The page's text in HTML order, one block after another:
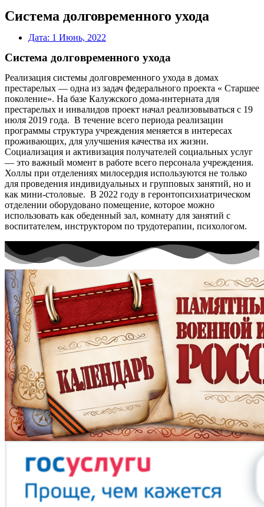
Система долговременного ухода
Дата: 1 Июнь, 2022
Система долговременного ухода
Реализация системы долговременного ухода в домах
престарелых — одна из задач федерального проекта « Старшее
поколение». На базе Калужского дома-интерната для
престарелых и инвалидов проект начал реализовываться с 19
июля 2019 года. В течение всего периода реализации
программы структура учреждения меняется в интересах
проживающих, для улучшения качества их жизни.
Социализация и активизация получателей социальных услуг
— это важный момент в работе всего персонала учреждения.
Холлы при отделениях милосердия используются не только
для проведения индивидуальных и групповых занятий, но и
как мини-столовые. В 2022 году в геронтопсихиатрическом
отделении оборудовано помещение, которое можно
использовать как обеденный зал, комнату для занятий с
воспитателем, инструктором по трудотерапии, психологом.